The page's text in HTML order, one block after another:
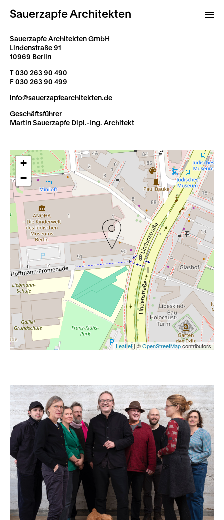
Sauerzapfe Architekten
Archiv
Kontakt
Sauerzapfe Architekten GmbH
Lindenstraße 91
10969 Berlin
T 030 263 90 490
F 030 263 90 499
info@sauerzapfearchitekten.de
Geschäftsführer
Martin Sauerzapfe Dipl.-Ing. Architekt
+
−
Leaflet| ©OpenStreetMapcontributors